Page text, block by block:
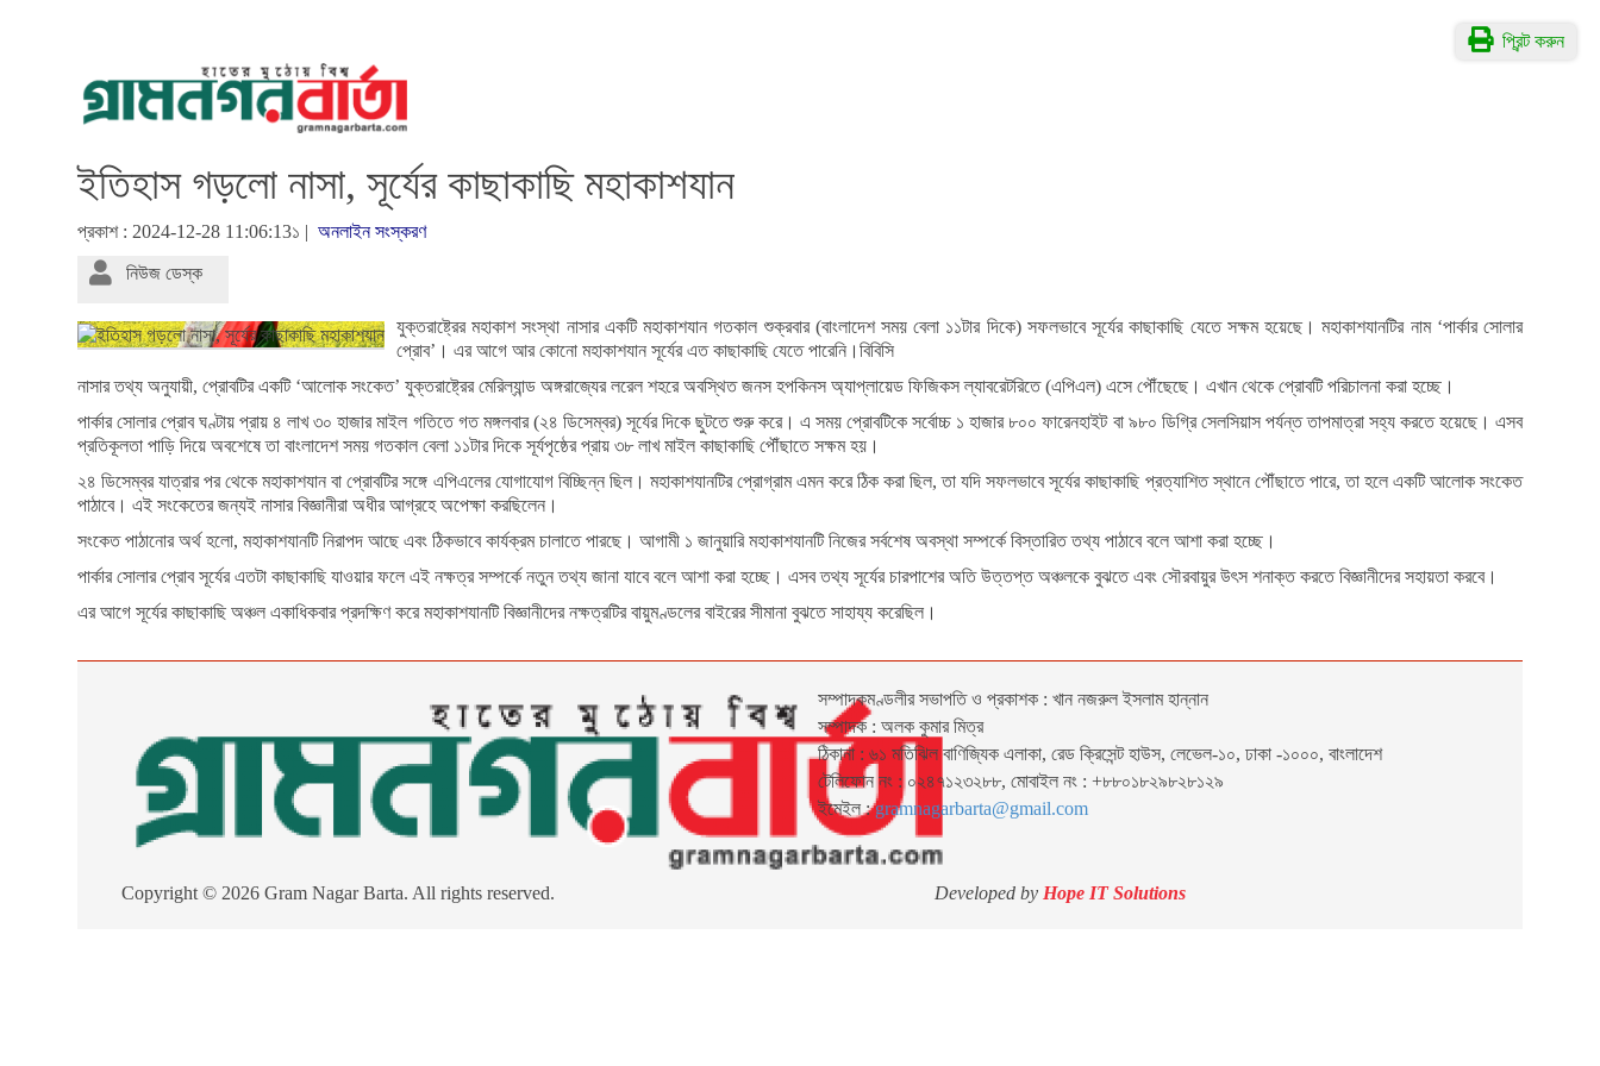
ইতিহাস গড়লো নাসা, সূর্যের কাছাকাছি মহাকাশযান
প্রকাশ : 2024-12-28 11:06:13১ | অনলাইন সংস্করণ
নিউজ ডেস্ক
যুক্তরাষ্ট্রের মহাকাশ সংস্থা নাসার একটি মহাকাশযান গতকাল শুক্রবার (বাংলাদেশ সময় বেলা ১১টার দিকে) সফলভাবে সূর্যের কাছাকাছি যেতে সক্ষম হয়েছে। মহাকাশযানটির নাম ‘পার্কার সোলার
প্রোব’। এর আগে আর কোনো মহাকাশযান সূর্যের এত কাছাকাছি যেতে পারেনি।বিবিসি
নাসার তথ্য অনুযায়ী, প্রোবটির একটি ‘আলোক সংকেত’ যুক্তরাষ্ট্রের মেরিল্যান্ড অঙ্গরাজ্যের লরেল শহরে অবস্থিত জনস হপকিনস অ্যাপ্লায়েড ফিজিকস ল্যাবরেটরিতে (এপিএল) এসে পৌঁছেছে। এখান থেকে প্রোবটি পরিচালনা করা হচ্ছে।
পার্কার সোলার প্রোব ঘণ্টায় প্রায় ৪ লাখ ৩০ হাজার মাইল গতিতে গত মঙ্গলবার (২৪ ডিসেম্বর) সূর্যের দিকে ছুটতে শুরু করে। এ সময় প্রোবটিকে সর্বোচ্চ ১ হাজার ৮০০ ফারেনহাইট বা ৯৮০ ডিগ্রি সেলসিয়াস পর্যন্ত তাপমাত্রা সহ্য করতে হয়েছে। এসব
প্রতিকূলতা পাড়ি দিয়ে অবশেষে তা বাংলাদেশ সময় গতকাল বেলা ১১টার দিকে সূর্যপৃষ্ঠের প্রায় ৩৮ লাখ মাইল কাছাকাছি পৌঁছাতে সক্ষম হয়।
২৪ ডিসেম্বর যাত্রার পর থেকে মহাকাশযান বা প্রোবটির সঙ্গে এপিএলের যোগাযোগ বিচ্ছিন্ন ছিল। মহাকাশযানটির প্রোগ্রাম এমন করে ঠিক করা ছিল, তা যদি সফলভাবে সূর্যের কাছাকাছি প্রত্যাশিত স্থানে পৌঁছাতে পারে, তা হলে একটি আলোক সংকেত
পাঠাবে। এই সংকেতের জন্যই নাসার বিজ্ঞানীরা অধীর আগ্রহে অপেক্ষা করছিলেন।
সংকেত পাঠানোর অর্থ হলো, মহাকাশযানটি নিরাপদ আছে এবং ঠিকভাবে কার্যক্রম চালাতে পারছে। আগামী ১ জানুয়ারি মহাকাশযানটি নিজের সর্বশেষ অবস্থা সম্পর্কে বিস্তারিত তথ্য পাঠাবে বলে আশা করা হচ্ছে।
পার্কার সোলার প্রোব সূর্যের এতটা কাছাকাছি যাওয়ার ফলে এই নক্ষত্র সম্পর্কে নতুন তথ্য জানা যাবে বলে আশা করা হচ্ছে। এসব তথ্য সূর্যের চারপাশের অতি উত্তপ্ত অঞ্চলকে বুঝতে এবং সৌরবায়ুর উৎস শনাক্ত করতে বিজ্ঞানীদের সহায়তা করবে।
এর আগে সূর্যের কাছাকাছি অঞ্চল একাধিকবার প্রদক্ষিণ করে মহাকাশযানটি বিজ্ঞানীদের নক্ষত্রটির বায়ুমণ্ডলের বাইরের সীমানা বুঝতে সাহায্য করেছিল।
সম্পাদকমণ্ডলীর সভাপতি ও প্রকাশক : খান নজরুল ইসলাম হান্নান
সম্পাদক : অলক কুমার মিত্র
ঠিকানা : ৬১ মতিঝিল বাণিজ্যিক এলাকা, রেড ক্রিসেন্ট হাউস, লেভেল-১০, ঢাকা -১০০০, বাংলাদেশ
টেলিফোন নং : ০২৪৭১২৩২৮৮, মোবাইল নং : +৮৮০১৮২৯৮২৮১২৯
ইমেইল :gramnagarbarta@gmail.com
Copyright © 2026 Gram Nagar Barta. All rights reserved. Developed by Hope IT Solutions
প্রিন্ট করুন